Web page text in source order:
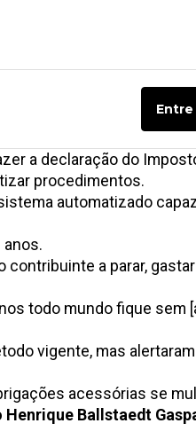
a declaração do
procedimentos.
automatizado
contribuinte a parar,
todo mundo fique sem
vigente, mas
acessórias se
Henrique Ballstaedt